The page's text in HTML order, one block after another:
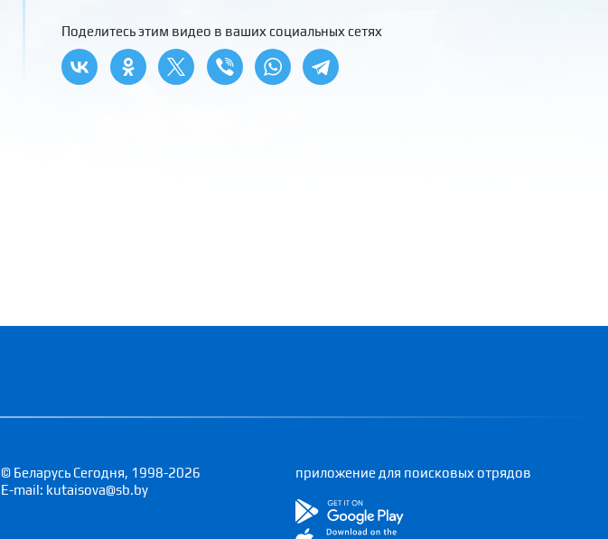
Поделитесь этим видео в ваших социальных сетях
© Беларусь Сегодня, 1998-2026
E-mail: kutaisova@sb.by
приложение для поисковых отрядов